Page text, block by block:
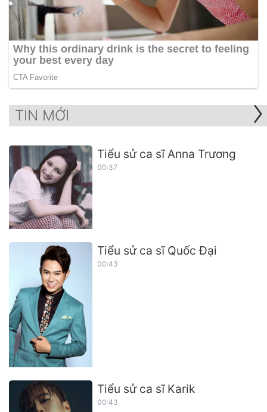
TIN MỚI
Tiểu sử ca sĩ Anna Trương
00:37
Tiểu sử ca sĩ Quốc Đại
00:43
Tiểu sử ca sĩ Karik
00:43